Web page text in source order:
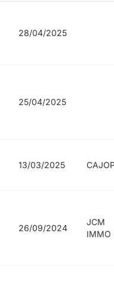
28/04/2025
25/04/2025
13/03/2025
26/09/2024
JCM
IMMO